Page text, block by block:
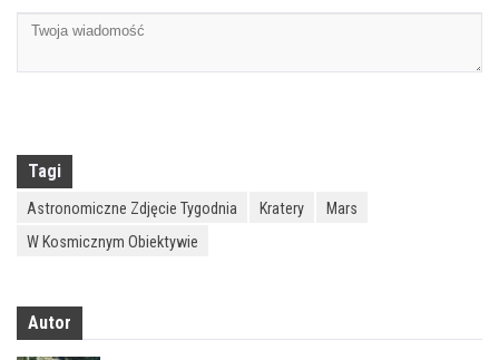
Tagi
Astronomiczne Zdjęcie Tygodnia Kratery
Mars
W Kosmicznym Obiektywie
Autor